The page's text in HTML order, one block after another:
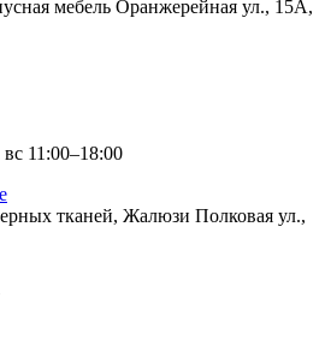
мебель Оранжерейная ул., 15А,
11:00–18:00
тканей, Жалюзи Полковая ул.,